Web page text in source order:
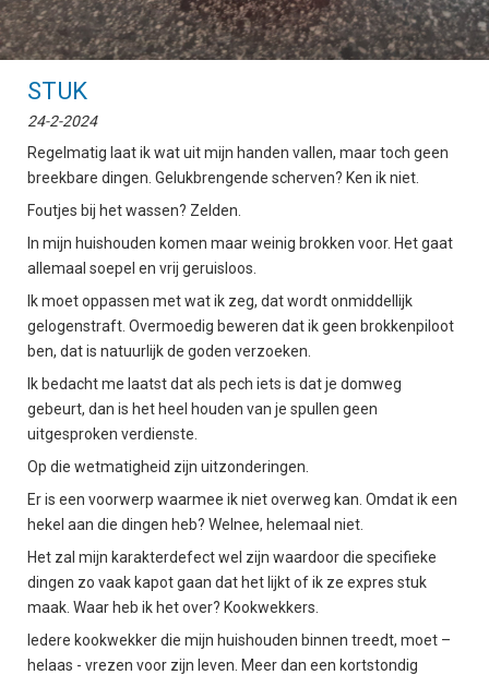
STUK
24-2-2024
Regelmatig laat ik wat uit mijn handen vallen, maar toch geen
breekbare dingen. Gelukbrengende scherven? Ken ik niet.
Foutjes bij het wassen? Zelden.
In mijn huishouden komen maar weinig brokken voor. Het gaat
allemaal soepel en vrij geruisloos.
Ik moet oppassen met wat ik zeg, dat wordt onmiddellijk
gelogenstraft. Overmoedig beweren dat ik geen brokkenpiloot
ben, dat is natuurlijk de goden verzoeken.
Ik bedacht me laatst dat als pech iets is dat je domweg
gebeurt, dan is het heel houden van je spullen geen
uitgesproken verdienste.
Op die wetmatigheid zijn uitzonderingen.
Er is een voorwerp waarmee ik niet overweg kan. Omdat ik een
hekel aan die dingen heb? Welnee, helemaal niet.
Het zal mijn karakterdefect wel zijn waardoor die specifieke
dingen zo vaak kapot gaan dat het lijkt of ik ze expres stuk
maak. Waar heb ik het over? Kookwekkers.
Iedere kookwekker die mijn huishouden binnen treedt, moet –
helaas - vrezen voor zijn leven. Meer dan een kortstondig